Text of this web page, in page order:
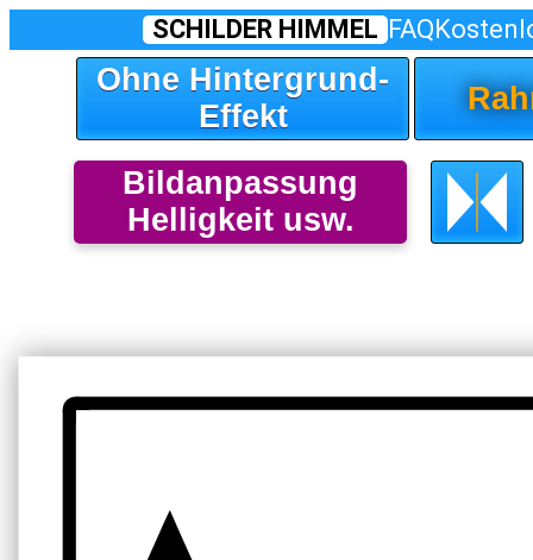
SCHILDER HIMMEL FAQ
Ohne Hintergrund-
Effekt
Bildanpassung
Helligkeit usw.